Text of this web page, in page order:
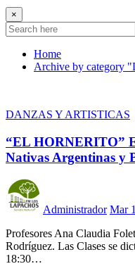
×
Home
Archive by category
DANZAS Y ARTISTICAS
“EL HORNERITO”
Nativas Argentinas y
Administrador Mar
Profesores Ana Claudia
Rodríguez. Las Clases se
18:30…